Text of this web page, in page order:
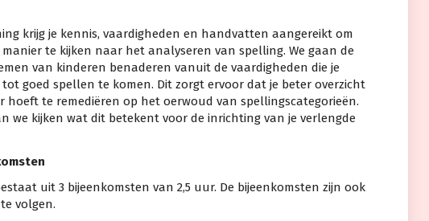
krijg je kennis, vaardigheden en handvatten aangereikt om
te kijken naar het analyseren van spelling. We gaan de
van kinderen benaderen vanuit de vaardigheden die je
goed spellen te komen. Dit zorgt ervoor dat je beter overzicht
hoeft te remediëren op het oerwoud van spellingscategorieën.
we kijken wat dit betekent voor de inrichting van je verlengde
uit 3 bijeenkomsten van 2,5 uur. De bijeenkomsten zijn ook
volgen.